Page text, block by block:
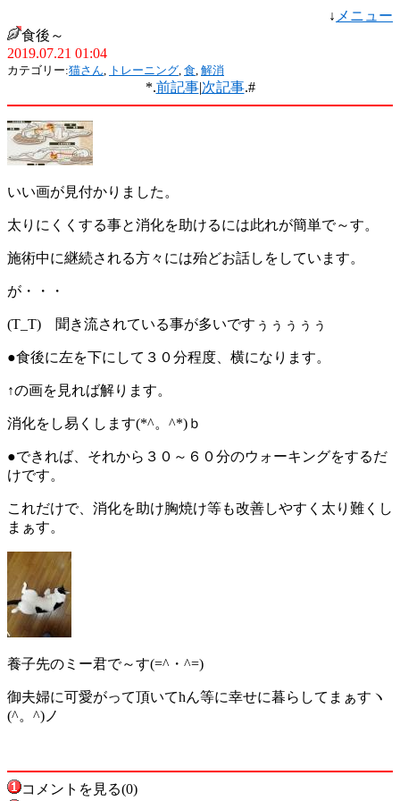
↓ メニュー
食後～
2019.07.21 01:04
カテゴリー:猫さん, トレーニング, 食, 解消
*.前記事|次記事.#
いい画が見付かりました。
太りにくくする事と消化を助けるには此れが簡単で～す。
施術中に継続される方々には殆どお話しをしています。
が・・・
(T_T) 聞き流されている事が多いですぅぅぅぅぅ
●食後に左を下にして３０分程度、横になります。
↑の画を見れば解ります。
消化をし易くします(*^。^*)ｂ
●できれば、それから３０～６０分のウォーキングをするだ
けです。
これだけで、消化を助け胸焼け等も改善しやすく太り難くし
まぁす。
養子先のミー君で～す(=^・^=)
御夫婦に可愛がって頂いてhん等に幸せに暮らしてまぁすヽ
(^。^)ノ
コメントを見る(0)